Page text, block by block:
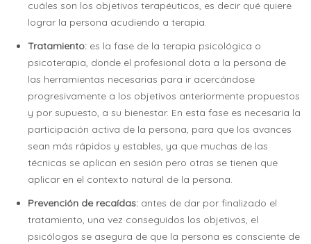
cuáles son los objetivos terapéuticos, es decir qué quiere
lograr la persona acudiendo a terapia.
Tratamiento: es la fase de la terapia psicológica o
psicoterapia, donde el profesional dota a la persona de
las herramientas necesarias para ir acercándose
progresivamente a los objetivos anteriormente propuestos
y por supuesto, a su bienestar. En esta fase es necesaria la
participación activa de la persona, para que los avances
sean más rápidos y estables, ya que muchas de las
técnicas se aplican en sesión pero otras se tienen que
aplicar en el contexto natural de la persona.
Prevención de recaídas: antes de dar por finalizado el
tratamiento, una vez conseguidos los objetivos, el
psicólogos se asegura de que la persona es consciente de